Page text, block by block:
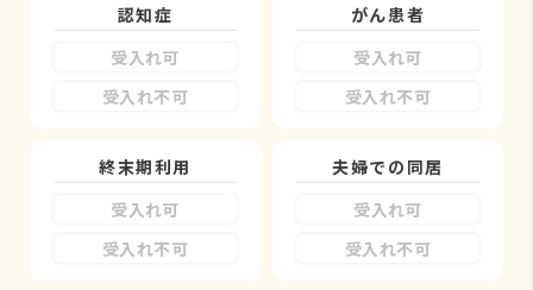
認知症
受入れ可
受入れ不可
がん患者
受入れ可
受入れ不可
終末期利用
受入れ可
受入れ不可
夫婦での同居
受入れ可
受入れ不可